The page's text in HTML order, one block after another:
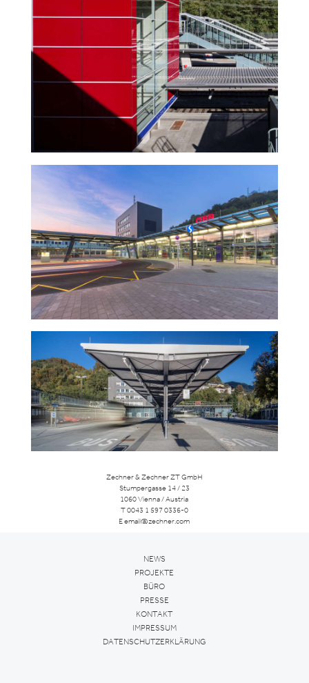
Zechner & Zechner ZT GmbH
Stumpergasse 14 / 23
1060 Vienna / Austria
T0043 1 597 0336-0
Eemail@zechner.com
NEWS
PROJEKTE
BÜRO
PRESSE
KONTAKT
IMPRESSUM
DATENSCHUTZERKLÄRUNG